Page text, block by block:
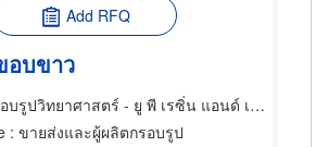
Add RFQ
อบขาว
โรงงานผลิตกรอบรูปวิทยาศาสตร์ - ยู พี เรซิ่น แอนด์ เคมีคอล
: ขายส่งและผู้ผลิตกรอบรูป